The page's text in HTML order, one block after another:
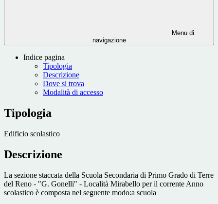
Menu di
navigazione
Indice pagina
Tipologia
Descrizione
Dove si trova
Modalità di accesso
Tipologia
Edificio scolastico
Descrizione
La sezione staccata della Scuola Secondaria di Primo Grado di Terre
del Reno - "G. Gonelli" - Località Mirabello per il corrente Anno
scolastico è composta nel seguente modo:a scuola